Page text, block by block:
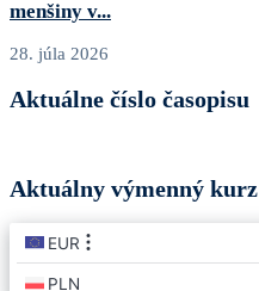
menšiny v...
28. júla 2026
Aktuálne číslo časopisu
Aktuálny výmenný kurz